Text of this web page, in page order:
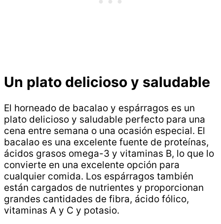
Un plato delicioso y saludable
El horneado de bacalao y espárragos es un
plato delicioso y saludable perfecto para una
cena entre semana o una ocasión especial. El
bacalao es una excelente fuente de proteínas,
ácidos grasos omega-3 y vitaminas B, lo que lo
convierte en una excelente opción para
cualquier comida. Los espárragos también
están cargados de nutrientes y proporcionan
grandes cantidades de fibra, ácido fólico,
vitaminas A y C y potasio.